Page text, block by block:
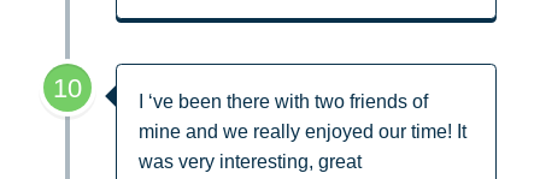
10
I ‘ve been there with two friends of
mine and we really enjoyed our time! It
was very interesting, great